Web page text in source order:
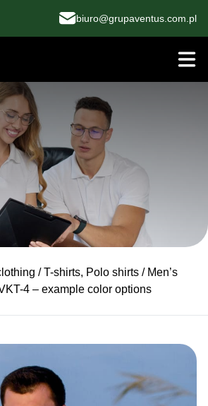
biuro@grupaventus.com.pl
/T-shirts, Polo shirts / Men’s
4 – example color options